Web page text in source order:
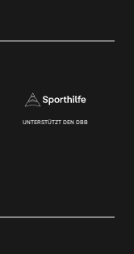
UNTERSTÜTZT DEN DBB